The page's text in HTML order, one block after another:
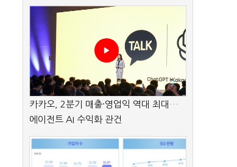
카카오, 2분기 매출·영업익 역대 최대…
에이전트 AI 수익화 관건